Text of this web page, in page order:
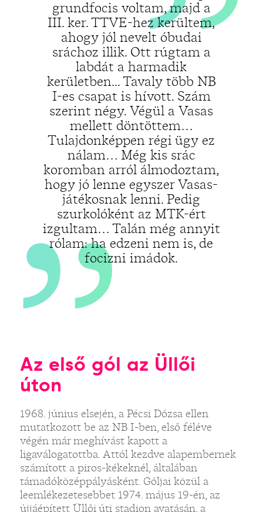
grundfocis voltam, majd a
III. ker. TTVE-hez kerültem,
ahogy jól nevelt óbudai
sráchoz illik. Ott rúgtam a
labdát a harmadik
kerületben... Tavaly több NB
I-es csapat is hívott. Szám
szerint négy. Végül a Vasas
mellett döntöttem…
Tulajdonképpen régi ügy ez
nálam… Még kis srác
koromban arról álmodoztam,
hogy jó lenne egyszer Vasas-
játékosnak lenni. Pedig
szurkolóként az MTK-ért
izgultam… Talán még annyit
rólam: ha edzeni nem is, de
focizni imádok.
„
Az első gól az Üllői
úton
1968. június elsején, a Pécsi Dózsa ellen
mutatkozott be az NB I-ben, első féléve
végén már meghívást kapott a
ligaválogatottba. Attól kezdve alapembernek
számított a piros-kékeknél, általában
támadóközéppályásként. Góljai közül a
leemlékezetesebbet 1974. május 19-én, az
újjáépített Üllői úti stadion avatásán, a